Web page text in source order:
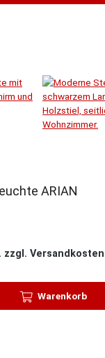
ARIAN
zzgl. Versandkosten
Warenkorb